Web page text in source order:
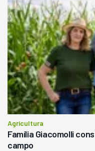
Agricultura
Família Giacomolli
campo